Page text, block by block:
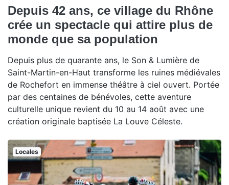
Depuis 42 ans, ce village du Rhône
crée un spectacle qui attire plus de
monde que sa population
Depuis plus de quarante ans, le Son & Lumière de
Saint-Martin-en-Haut transforme les ruines médiévales
de Rochefort en immense théâtre à ciel ouvert. Portée
par des centaines de bénévoles, cette aventure
culturelle unique revient du 10 au 14 août avec une
création originale baptisée La Louve Céleste.
Locales